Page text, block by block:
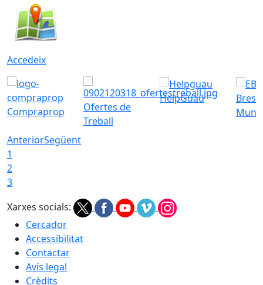
Accedeix
Compraprop
Ofertes de
Treball
HelpGuau
AnteriorSegüent
1
2
3
Xarxes socials:
Cercador
Accessibilitat
Contactar
Avís legal
Crèdits